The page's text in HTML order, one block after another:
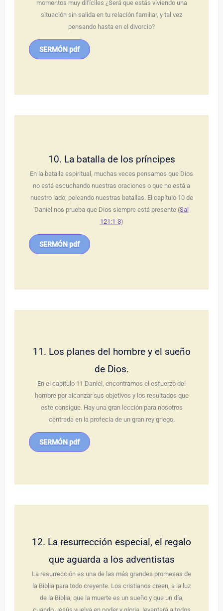
momentos muy difíciles ¿Será que estás viviendo una
situación sin salida en tu relación familiar, y tal vez
pensando hasta en el divorcio?
SERMÓN pdf
10. La batalla de los príncipes
En la batalla espiritual, muchas veces pensamos que Dios
no está escuchando nuestras oraciones o que no está a
nuestro lado; peleando nuestras batallas. El capítulo 10 de
Daniel nos prueba que Dios siempre está presente (Sal
121:1-3)
SERMÓN pdf
11. Los planes del hombre y el sueño
de Dios.
En el capítulo 11 Daniel, encontramos el esfuerzo del
hombre por alcanzar sus objetivos y los resultados que
este consigue. Hay una gran lección para nosotros
centrada en la profecía de un gran rey griego.
SERMÓN pdf
12. La resurrección especial, el regalo
que aguarda a los adventistas
La resurrección es una de las más grandes promesas de
la Biblia para todo creyente. Los cristianos creen, a la luz
de la Biblia, que la muerte es un sueño y que un día,